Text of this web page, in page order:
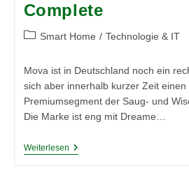
Complete
Beitrags-
Smart Home / Technologie & IT
Mova ist in Deutschland noch ein
sich aber innerhalb kurzer Zeit einen
Premiumsegment der Saug- und
Die Marke ist eng mit Dreame…
WeiterlesenSaug-